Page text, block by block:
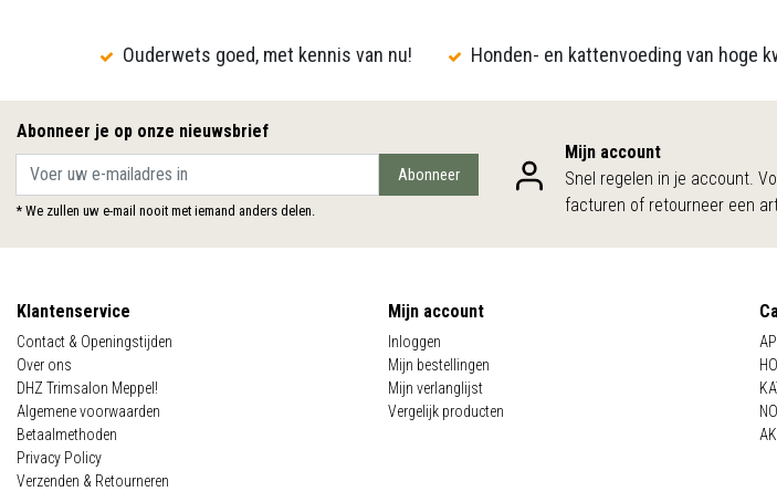
Ouderwets goed, met kennis van nu! Honden- en kattenvoeding van hoge
Abonneer je op onze nieuwsbrief
Abonneer
* We zullen uw e-mail nooit met iemand anders delen.
Mijn account
Snel regelen in je account.
facturen of retourneer een
Klantenservice
Contact & Openingstijden
Over ons
DHZ Trimsalon Meppel!
Algemene voorwaarden
Betaalmethoden
Privacy Policy
Verzenden & Retourneren
Mijn account
Inloggen
Mijn bestellingen
Mijn verlanglijst
Vergelijk producten